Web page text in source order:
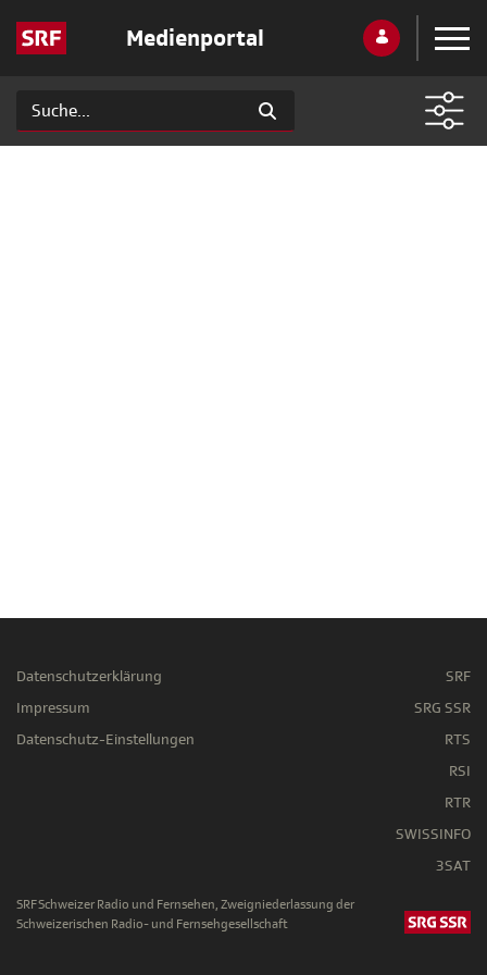
Medienportal
Datenschutzerklärung
Impressum
Datenschutz-Einstellungen
SRF
SRG SSR
RTS
RSI
RTR
SWISSINFO
3SAT
SRF Schweizer Radio und Fernsehen, Zweigniederlassung der
Schweizerischen Radio- und Fernsehgesellschaft